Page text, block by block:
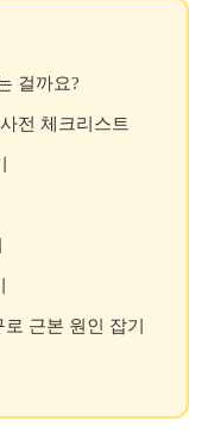
걸까요?
전 체크리스트
근본 원인 잡기